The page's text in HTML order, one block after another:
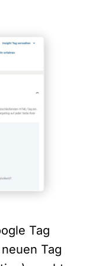
Tag
Tag